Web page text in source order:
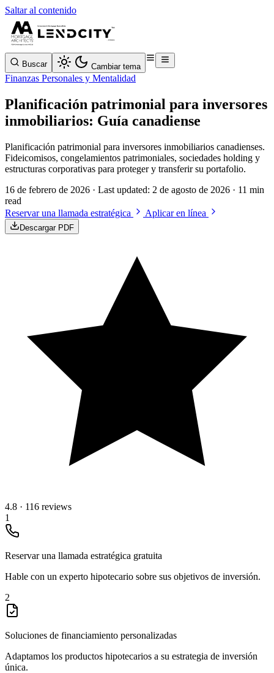
Saltar al contenido
Buscar Cambiar tema
Finanzas Personales y Mentalidad
Planificación patrimonial para inversores
inmobiliarios: Guía canadiense
Planificación patrimonial para inversores inmobiliarios canadienses.
Fideicomisos, congelamientos patrimoniales, sociedades holding y
estructuras corporativas para proteger y transferir su portafolio.
16 de febrero de 2026 · Last updated: 2 de agosto de 2026 · 11 min
read
Reservar una llamada estratégica
Aplicar en línea
Descargar PDF
4.8 · 116 reviews
1
Reservar una llamada estratégica gratuita
Hable con un experto hipotecario sobre sus objetivos de inversión.
2
Soluciones de financiamiento personalizadas
Adaptamos los productos hipotecarios a su estrategia de inversión
única.